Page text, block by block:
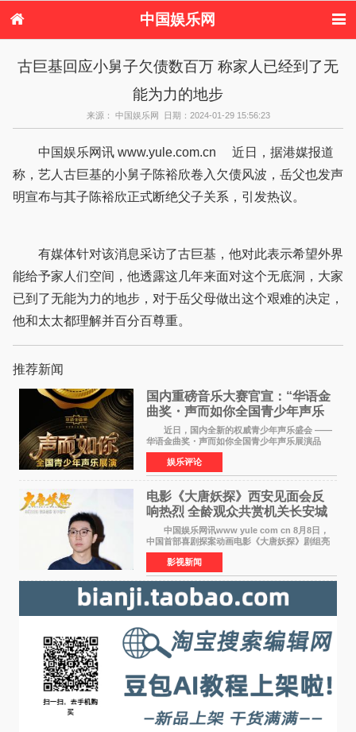
中国娱乐网
港台娱乐
日本娱乐 韩国娱乐
欧美娱乐
音乐新闻 影视新闻
港台明星八卦
日本韩国明星
欧美明星八卦
古巨基回应小舅子欠债数百万 称家人已经到了无
能为力的地步
来源： 中国娱乐网 日期：2024-01-29 15:56:23
中国娱乐网讯 www.yule.com.cn 近日，据港媒报道
称，艺人古巨基的小舅子陈裕欣卷入欠债风波，岳父也发声
明宣布与其子陈裕欣正式断绝父子关系，引发热议。
有媒体针对该消息采访了古巨基，他对此表示希望外界
能给予家人们空间，他透露这几年来面对这个无底洞，大家
已到了无能为力的地步，对于岳父母做出这个艰难的决定，
他和太太都理解并百分百尊重。
推荐新闻
国内重磅音乐大赛官宣：“华语金
曲奖・声而如你全国青少年声乐
展演” 正式启幕，阿沁出任明星总
评审
近日，国内全新的权威青少年声乐盛会 ——
华语金曲奖・声而如你全国青少年声乐展演品
牌，在湖南长沙隆重举行官宣，国内又一高规格
青少年声乐赛事全面启航。 本赛事由寰宇声
扬联合华语金曲
娱乐评论
电影《大唐妖探》西安见面会反
响热烈 全龄观众共赏机关长安城
中国娱乐网讯www yule com cn 8月8日，
中国首部喜剧探案动画电影《大唐妖探》剧组亮
相西安，举办线下见面会活动。导演程腾、联合
导演黄珉、总制片人曹紫建、制片人李莹莹、领
衔声音出演雷淞然
影视新闻